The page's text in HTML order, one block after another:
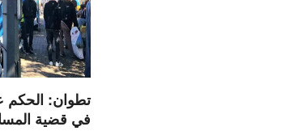
تطوان: الحكم
في قضية